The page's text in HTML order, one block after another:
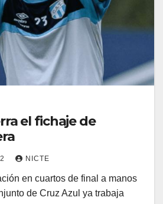
el fichaje de
NICTE
en cuartos de final a manos
de Cruz Azul ya trabaja